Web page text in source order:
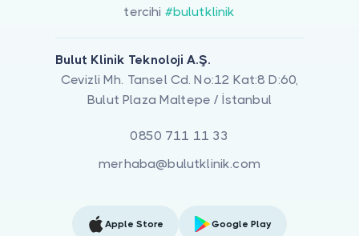
tercihi #bulutklinik
Bulut Klinik Teknoloji A.Ş.
Cevizli Mh. Tansel Cd. No:12 Kat:8 D:60,
Bulut Plaza Maltepe / İstanbul
0850 711 11 33
merhaba@bulutklinik.com
Apple Store Google Play